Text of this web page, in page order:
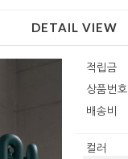
DETAIL VIEW
적립금
상품번호
배송비
컬러